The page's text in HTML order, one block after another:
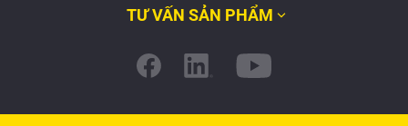
TƯ VẤN SẢN PHẨM